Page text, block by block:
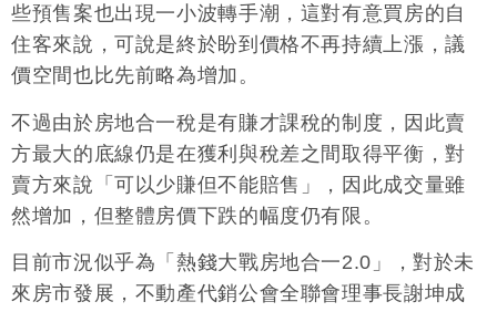
些預售案也出現一小波轉手潮，這對有意買房的自
住客來說，可說是終於盼到價格不再持續上漲，議
價空間也比先前略為增加。
不過由於房地合一稅是有賺才課稅的制度，因此賣
方最大的底線仍是在獲利與稅差之間取得平衡，對
賣方來說「可以少賺但不能賠售」，因此成交量雖
然增加，但整體房價下跌的幅度仍有限。
目前市況似乎為「熱錢大戰房地合一2.0」，對於未
來房市發展，不動產代銷公會全聯會理事長謝坤成